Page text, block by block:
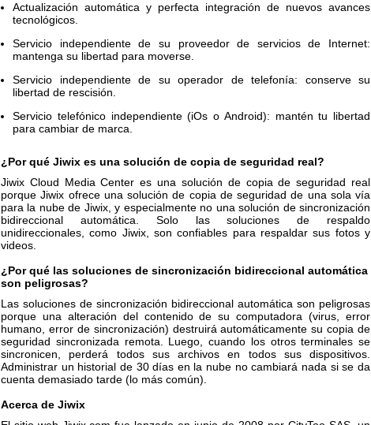
Actualización automática y perfecta integración de nuevos avances
tecnológicos.
Servicio independiente de su proveedor de servicios de Internet:
mantenga su libertad para moverse.
Servicio independiente de su operador de telefonía: conserve su
libertad de rescisión.
Servicio telefónico independiente (iOs o Android): mantén tu libertad
para cambiar de marca.
¿Por qué Jiwix es una solución de copia de seguridad real?
Jiwix Cloud Media Center es una solución de copia de seguridad real
porque Jiwix ofrece una solución de copia de seguridad de una sola vía
para la nube de Jiwix, y especialmente no una solución de sincronización
bidireccional automática. Solo las soluciones de respaldo
unidireccionales, como Jiwix, son confiables para respaldar sus fotos y
videos.
¿Por qué las soluciones de sincronización bidireccional automática
son peligrosas?
Las soluciones de sincronización bidireccional automática son peligrosas
porque una alteración del contenido de su computadora (virus, error
humano, error de sincronización) destruirá automáticamente su copia de
seguridad sincronizada remota. Luego, cuando los otros terminales se
sincronicen, perderá todos sus archivos en todos sus dispositivos.
Administrar un historial de 30 días en la nube no cambiará nada si se da
cuenta demasiado tarde (lo más común).
Acerca de Jiwix